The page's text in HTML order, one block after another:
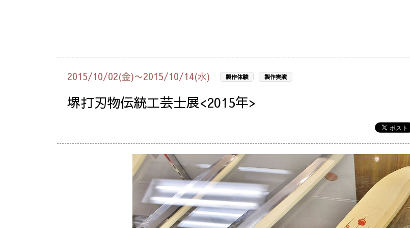
2015/10/02(金)〜2015/10/14(水) 製作体験 製作実演
堺打刃物伝統工芸士展<2015年>